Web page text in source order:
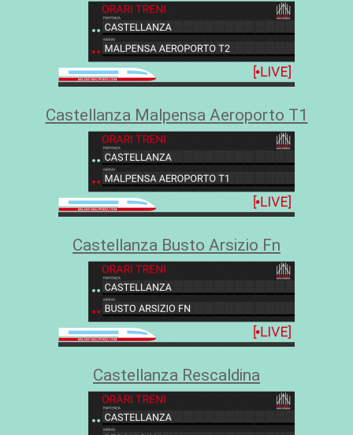
Castellanza Malpensa Aeroporto T1
Castellanza Busto Arsizio Fn
Castellanza Rescaldina